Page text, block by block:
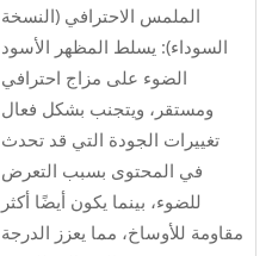
الملمس الاحترافي (النسخة
السوداء): يسلط المظهر الأسود
الضوء على مزاج احترافي
ومستقر، ويتجنب بشكل فعال
تغييرات الجودة التي قد تحدث
في المحتوى بسبب التعرض
للضوء، بينما يكون أيضًا أكثر
مقاومة للأوساخ، مما يعزز الدرجة